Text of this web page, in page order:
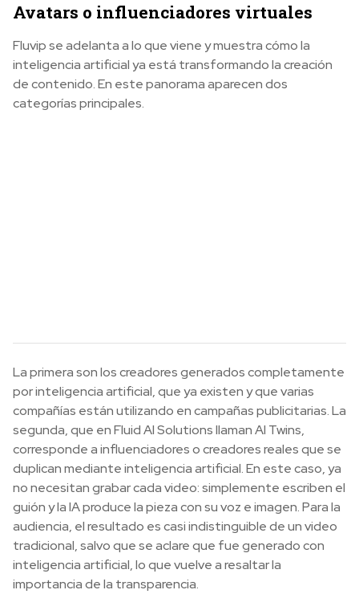
Avatars o influenciadores virtuales
Fluvip se adelanta a lo que viene y muestra cómo la
inteligencia artificial ya está transformando la creación
de contenido. En este panorama aparecen dos
categorías principales.
La primera son los creadores generados completamente
por inteligencia artificial, que ya existen y que varias
compañías están utilizando en campañas publicitarias. La
segunda, que en Fluid AI Solutions llaman AI Twins,
corresponde a influenciadores o creadores reales que se
duplican mediante inteligencia artificial. En este caso, ya
no necesitan grabar cada video: simplemente escriben el
guión y la IA produce la pieza con su voz e imagen. Para la
audiencia, el resultado es casi indistinguible de un video
tradicional, salvo que se aclare que fue generado con
inteligencia artificial, lo que vuelve a resaltar la
importancia de la transparencia.